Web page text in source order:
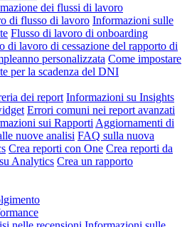
dei flussi di lavoro
di flusso di lavoro Informazioni sulle
Flusso di lavoro di onboarding
di lavoro di cessazione del rapporto di
personalizzata Come impostare
per la scadenza del DNI
dei report Informazioni su Insights
Errori comuni nei report avanzati
sui Rapporti Aggiornamenti di
nuove analisi FAQ sulla nuova
Crea reporti con One Crea reporti da
Analytics Crea un rapporto